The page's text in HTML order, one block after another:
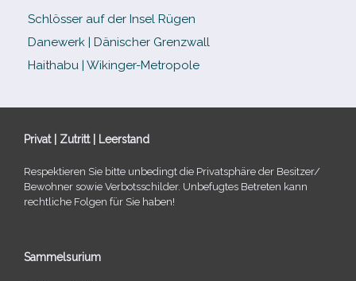
Schlösser auf der Insel Rügen
Danewerk | Dänischer Grenzwall
Haithabu | Wikinger-Metropole
Privat | Zutritt | Leerstand
Respektieren Sie bitte unbe­dingt die Privatsphäre der Besitzer/​
Bewohner sowie Verbotsschilder. Unbefugtes Betreten kann
recht­li­che Folgen für Sie haben!
Sammelsurium